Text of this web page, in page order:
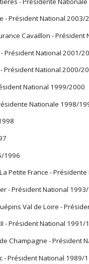
- Président National 2003/
Cavaillon -
- Président National 2001/
Président National 2000/
National 1999/2000
Nationale 1998/
1996
Petite France -
- Président National
Val de Loire -
- Président National 1991/
Champagne - Président
- Président National 1989/